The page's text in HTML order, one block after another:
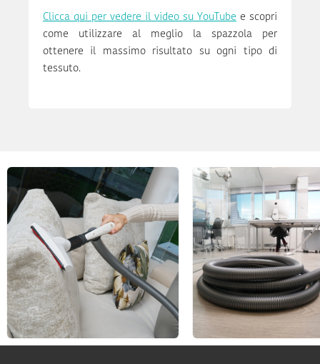
Clicca qui per vedere il video su YouTube e scopri
come utilizzare al meglio la spazzola per
ottenere il massimo risultato su ogni tipo di
tessuto.